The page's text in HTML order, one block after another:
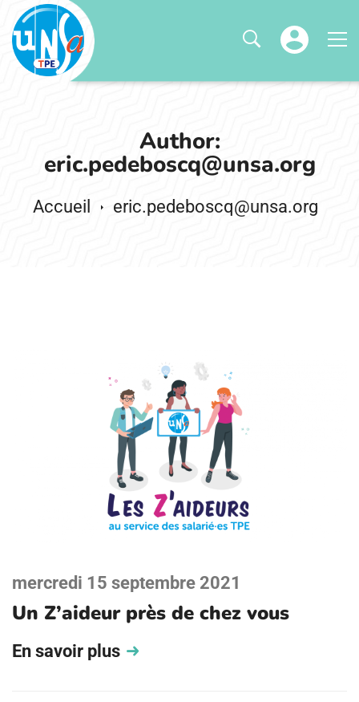
Author:
eric.pedeboscq@unsa.org
eric.pedeboscq@unsa.org
mercredi 15 septembre 2021
Un Z’aideur près de chez vous
En savoir plus